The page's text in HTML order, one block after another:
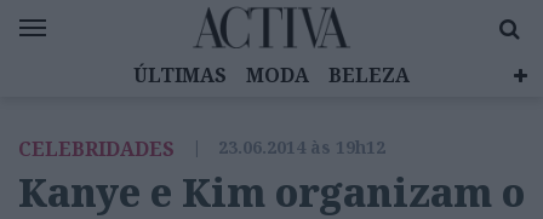
ÚLTIMAS MODA
BELEZA
EMOÇÕES
MULHERES INSPIRADORAS
DIZ QUEM SABE
ACTIVA BRAND STUDIO
CELEBRIDADES | 23.06.2014 às 19h12
Kanye e Kim organizam o